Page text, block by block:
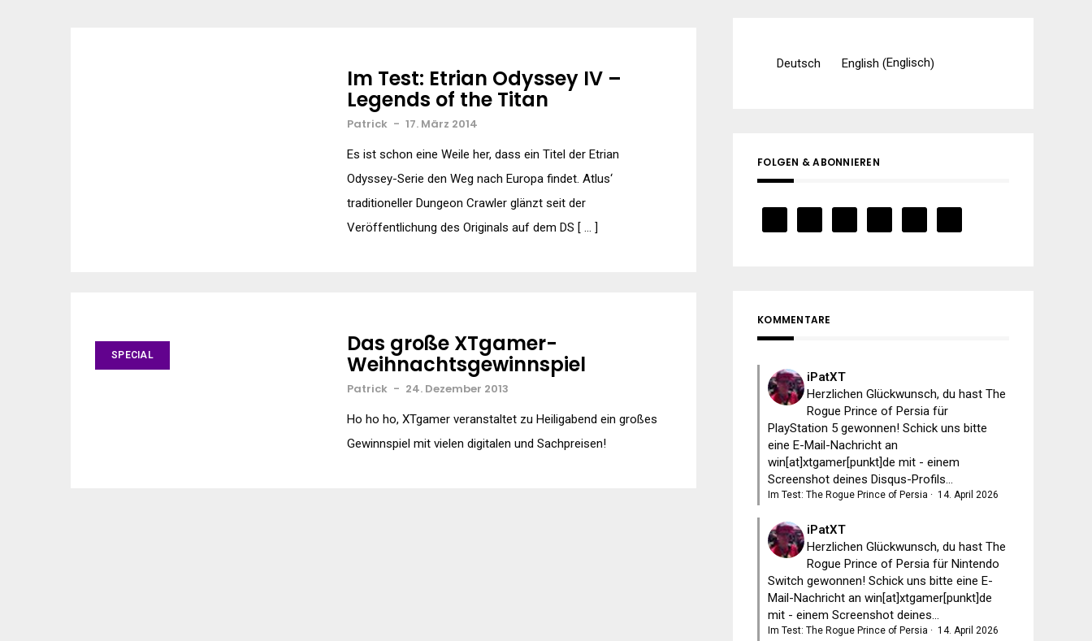
Im Test: Etrian Odyssey IV –
Legends of the Titan
Patrick - 17. März 2014
Es ist schon eine Weile her, dass ein Titel der Etrian
Odyssey-Serie den Weg nach Europa findet. Atlus‘
traditioneller Dungeon Crawler glänzt seit der
Veröffentlichung des Originals auf dem DS [ … ]
SPECIAL Das große XTgamer-
Weihnachtsgewinnspiel
Patrick - 24. Dezember 2013
Ho ho ho, XTgamer veranstaltet zu Heiligabend ein großes
Gewinnspiel mit vielen digitalen und Sachpreisen!
Deutsch English (Englisch)
FOLGEN & ABONNIEREN
KOMMENTARE
iPatXT
Herzlichen Glückwunsch, du hast The
Rogue Prince of Persia für
PlayStation 5 gewonnen! Schick uns bitte
eine E-Mail-Nachricht an
win[at]xtgamer[punkt]de mit - einem
Screenshot deines Disqus-Profils...
Im Test: The Rogue Prince of Persia · 14. April 2026
iPatXT
Herzlichen Glückwunsch, du hast The
Rogue Prince of Persia für Nintendo
Switch gewonnen! Schick uns bitte eine E-
Mail-Nachricht an win[at]xtgamer[punkt]de
mit - einem Screenshot deines...
Im Test: The Rogue Prince of Persia · 14. April 2026